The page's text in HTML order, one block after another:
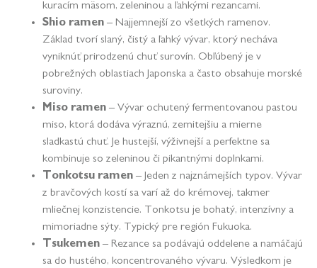
kuracím mäsom, zeleninou a ľahkými rezancami.
Shio ramen – Najjemnejší zo všetkých ramenov.
Základ tvorí slaný, čistý a ľahký vývar, ktorý necháva
vyniknúť prirodzenú chuť surovín. Obľúbený je v
pobrežných oblastiach Japonska a často obsahuje morské
suroviny.
Miso ramen – Vývar ochutený fermentovanou pastou
miso, ktorá dodáva výraznú, zemitejšiu a mierne
sladkastú chuť. Je hustejší, výživnejší a perfektne sa
kombinuje so zeleninou či pikantnými doplnkami.
Tonkotsu ramen – Jeden z najznámejších typov. Vývar
z bravčových kostí sa varí až do krémovej, takmer
mliečnej konzistencie. Tonkotsu je bohatý, intenzívny a
mimoriadne sýty. Typický pre región Fukuoka.
Tsukemen – Rezance sa podávajú oddelene a namáčajú
sa do hustého, koncentrovaného vývaru. Výsledkom je